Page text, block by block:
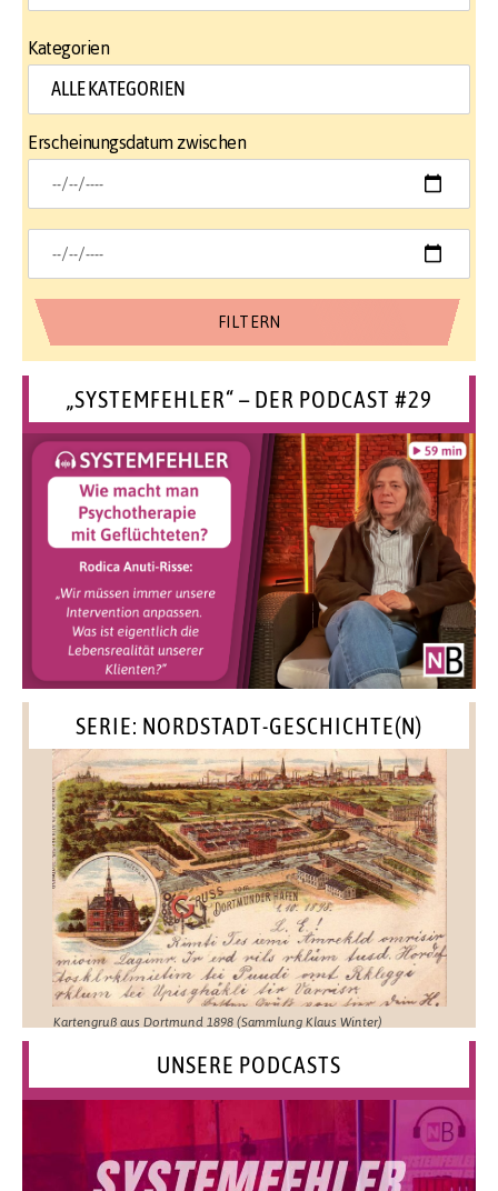
Kategorien
Erscheinungsdatum zwischen
„SYSTEMFEHLER“ – DER PODCAST #29
SERIE: NORDSTADT-GESCHICHTE(N)
Kartengruß aus Dortmund 1898 (Sammlung Klaus Winter)
UNSERE PODCASTS